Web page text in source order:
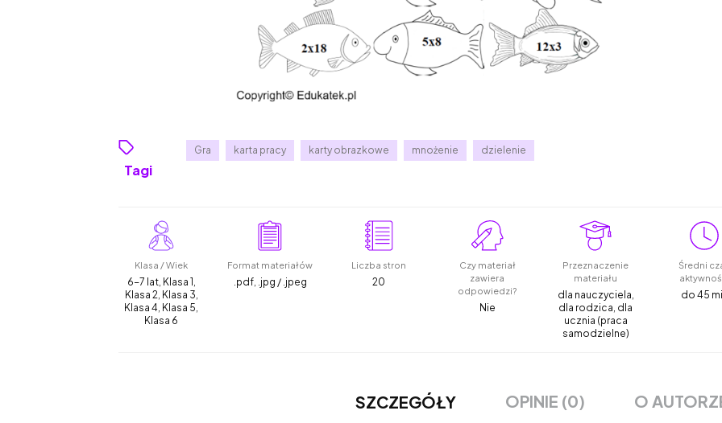
Tagi
Gra karta pracy karty obrazkowe mnożenie dzielenie
Klasa / Wiek
6-7 lat, Klasa 1,
Klasa 2, Klasa 3,
Klasa 4, Klasa 5,
Klasa 6
Format materiałów
.pdf, .jpg / .jpeg
Liczba stron
20
Czy materiał
zawiera
odpowiedzi?
Nie
Przeznaczenie
materiału
dla nauczyciela,
dla rodzica, dla
ucznia (praca
samodzielne)
Średni
do 45
SZCZEGÓŁY OPINIE (0) O